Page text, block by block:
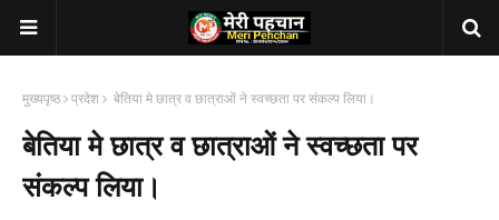
मुख्यपृष्ठ प्रदेश बेतिया मे छात्र व छात्राओं ने स्वच्छता पर संकल्प लिया।
बेतिया मे छात्र व छात्राओं ने स्वच्छता पर
संकल्प लिया।